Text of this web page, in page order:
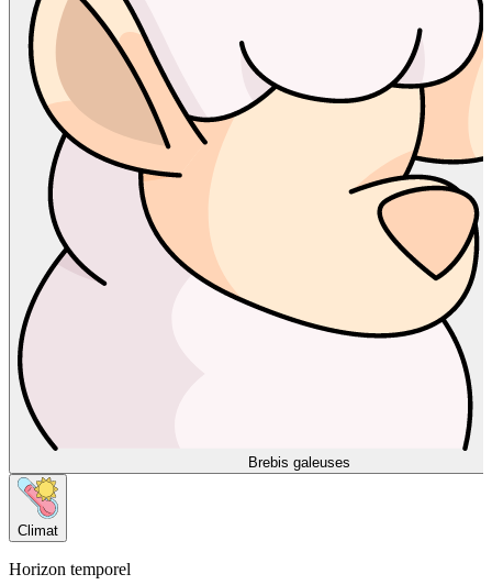
Brebis galeuses
Climat
Horizon temporel